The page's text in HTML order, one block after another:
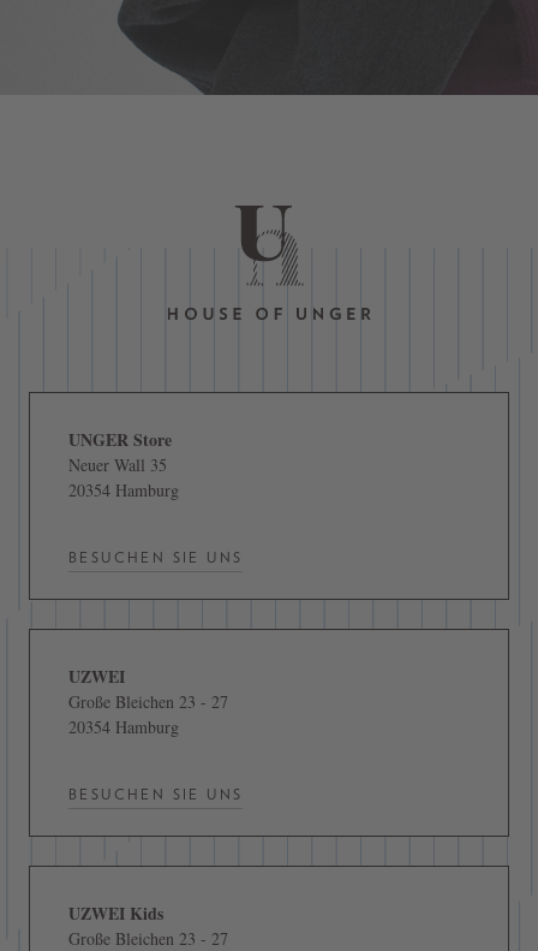
UNGER Store
Neuer Wall 35
20354 Hamburg
BESUCHEN SIE UNS
UZWEI
Große Bleichen 23 - 27
20354 Hamburg
BESUCHEN SIE UNS
UZWEI Kids
Große Bleichen 23 - 27